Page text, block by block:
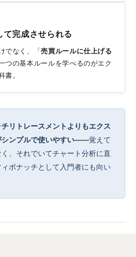
て完成させられる
でなく、「売買ルールに仕上げる
つの基本ルールを学べるのがエク
書。
リトレースメントよりもエクス
シンプルで使いやすい——覚えて
、それでいてチャート分析に直
ボナッチとして入門者にも向い